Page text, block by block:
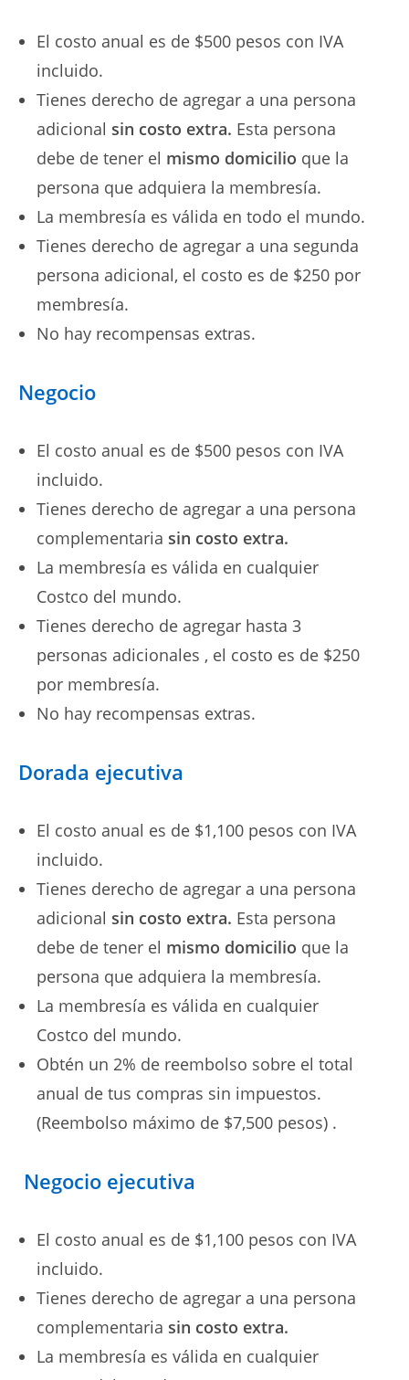
El costo anual es de $500 pesos con IVA
incluido.
Tienes derecho de agregar a una persona
adicional sin costo extra. Esta persona
debe de tener el mismo domicilio que la
persona que adquiera la membresía.
La membresía es válida en todo el mundo.
Tienes derecho de agregar a una segunda
persona adicional, el costo es de $250 por
membresía.
No hay recompensas extras.
Negocio
El costo anual es de $500 pesos con IVA
incluido.
Tienes derecho de agregar a una persona
complementaria sin costo extra.
La membresía es válida en cualquier
Costco del mundo.
Tienes derecho de agregar hasta 3
personas adicionales , el costo es de $250
por membresía.
No hay recompensas extras.
Dorada ejecutiva
El costo anual es de $1,100 pesos con IVA
incluido.
Tienes derecho de agregar a una persona
adicional sin costo extra. Esta persona
debe de tener el mismo domicilio que la
persona que adquiera la membresía.
La membresía es válida en cualquier
Costco del mundo.
Obtén un 2% de reembolso sobre el total
anual de tus compras sin impuestos.
(Reembolso máximo de $7,500 pesos) .
Negocio ejecutiva
El costo anual es de $1,100 pesos con IVA
incluido.
Tienes derecho de agregar a una persona
complementaria sin costo extra.
La membresía es válida en cualquier